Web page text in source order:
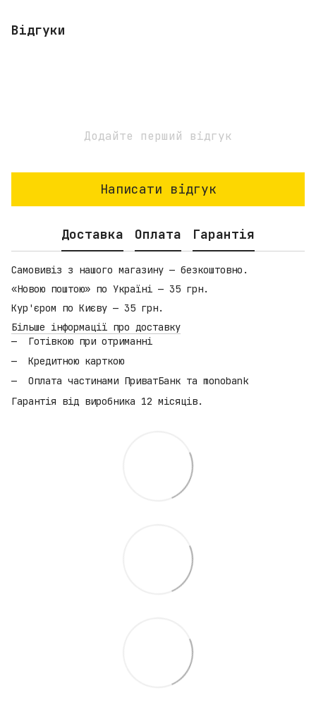
Відгуки
Додайте перший відгук
Написати відгук
Доставка Оплата Гарантія
Самовивіз з нашого магазину — безкоштовно.
«Новою поштою» по Україні — 35 грн.
Кур'єром по Києву — 35 грн.
Більше інформації про доставку
Готівкою при отриманні
Кредитною карткою
Оплата частинами ПриватБанк та monobank
Гарантія від виробника 12 місяців.